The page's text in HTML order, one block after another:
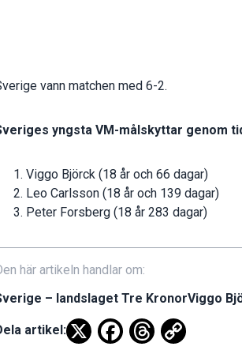
vann matchen med 6-2.
yngsta VM-målskyttar genom
Viggo Björck (18 år och 66 dagar)
Leo Carlsson (18 år och 139 dagar)
Peter Forsberg (18 år 283 dagar)
här artikeln handlar om:
– landslaget Tre KronorViggo
artikel: